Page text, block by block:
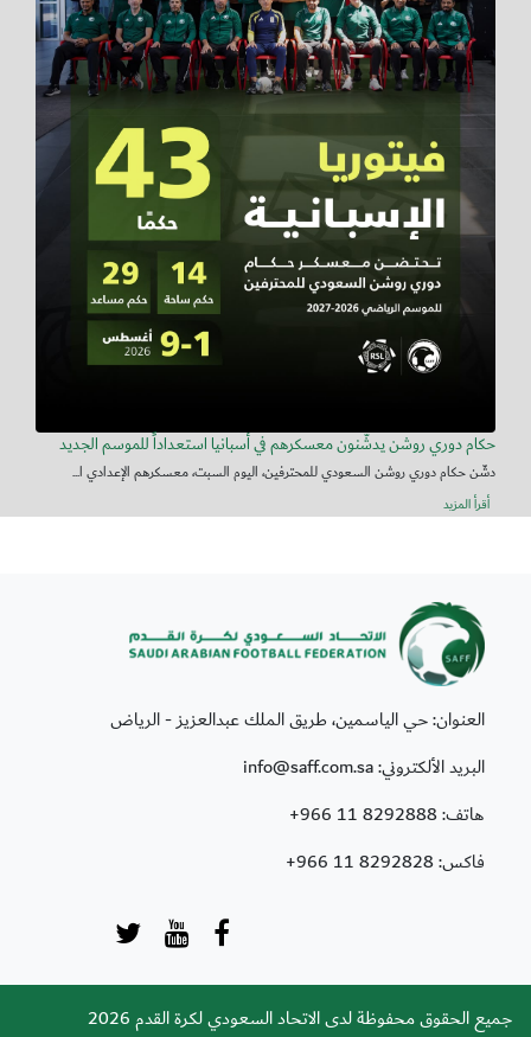
حكام دوري روشن يدشّنون معسكرهم في أسبانيا استعداداً للموسم الجديد
دشّن حكام دوري روشن السعودي للمحترفين، اليوم السبت، معسكرهم الإعدادي ا...
أقرأ المزيد
العنوان: حي الياسمين، طريق الملك عبدالعزيز - الرياض
البريد الألكتروني: info@saff.com.sa
هاتف:+966 11 8292888
فاكس:+966 11 8292828
جميع الحقوق محفوظة لدى الاتحاد السعودي لكرة القدم 2026